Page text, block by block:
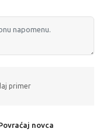
primer
novca